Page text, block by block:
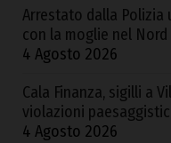
Arrestato dalla Polizia
con la moglie nel Nord
4 Agosto 2026
Cala Finanza, sigilli a
violazioni
4 Agosto 2026